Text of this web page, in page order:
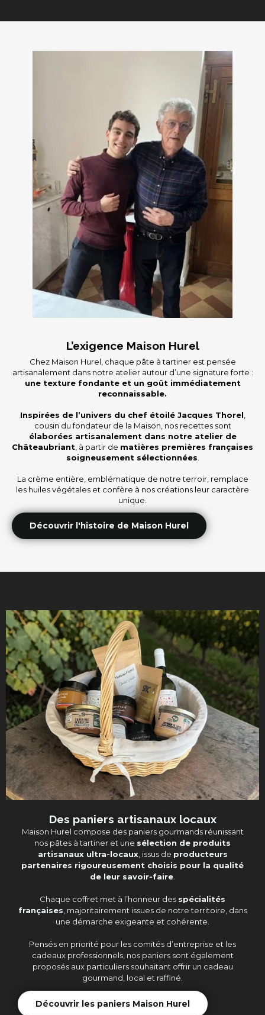
L’exigence Maison Hurel
Chez Maison Hurel, chaque pâte à tartiner est pensée
artisanalement dans notre atelier autour d’une signature forte :
une texture fondante et un goût immédiatement
reconnaissable.
Inspirées de l’univers du chef étoilé Jacques Thorel
cousin du fondateur de la Maison, nos recettes sont
élaborées artisanalement dans notre atelier de
Châteaubriant , à partir de matières premières françaises
soigneusement sélectionnées
La crème entière, emblématique de notre terroir, remplace
les huiles végétales et confère à nos créations leur caractère
unique.
Découvrir l'histoire de Maison Hurel
Des paniers artisanaux locaux
Maison Hurel compose des paniers gourmands réunissant
nos pâtes à tartiner et une sélection de produits
artisanaux ultra-locaux, issus de producteurs
partenaires rigoureusement choisis pour la qualité
de leur savoir-faire
Chaque coffret met à l’honneur des spécialités
françaises , majoritairement issues de notre territoire, dans
une démarche exigeante et cohérente.
Pensés en priorité pour les comités d’entreprise et les
cadeaux professionnels, nos paniers sont également
proposés aux particuliers souhaitant offrir un cadeau
gourmand, local et raffiné.
Découvrir les paniers Maison Hurel